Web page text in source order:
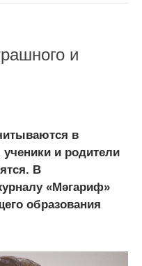
и
в
и родители
В
«Мәгариф»
образования